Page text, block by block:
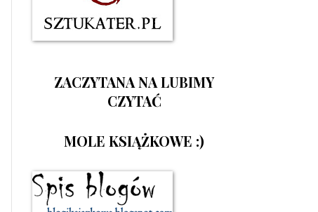
ZACZYTANA NA LUBIMY
CZYTAĆ
MOLE KSIĄŻKOWE :)